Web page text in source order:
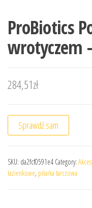
ProBiotics
wrotyczem
284,51zł
Sprawdź sam
SKU: da2fcf0591e4 Category:
łazienkowe, pilarka tarczowa